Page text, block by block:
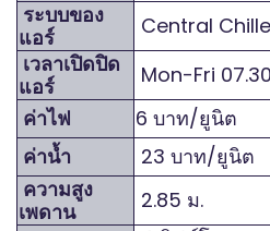
ระบบของ
แอร์
Central
เวลาเปิดปิด
แอร์
Mon-Fri
ค่าไฟ
6 บาท/ยูนิต
ค่าน้ำ
23 บาท/ยูนิต
ความสูง
เพดาน
2.85 ม.